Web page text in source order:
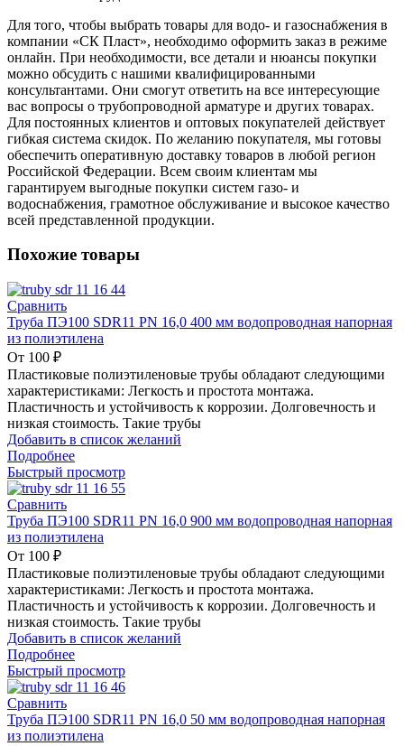
Для того, чтобы выбрать товары для водо- и газоснабжения в
компании «СК Пласт», необходимо оформить заказ в режиме
онлайн. При необходимости, все детали и нюансы покупки
можно обсудить с нашими квалифицированными
консультантами. Они смогут ответить на все интересующие
вас вопросы о трубопроводной арматуре и других товарах.
Для постоянных клиентов и оптовых покупателей действует
гибкая система скидок. По желанию покупателя, мы готовы
обеспечить оперативную доставку товаров в любой регион
Российской Федерации. Всем своим клиентам мы
гарантируем выгодные покупки систем газо- и
водоснабжения, грамотное обслуживание и высокое качество
всей представленной продукции.
Похожие товары
Сравнить
Труба ПЭ100 SDR11 PN 16,0 400 мм водопроводная напорная
из полиэтилена
От 100 ₽
Пластиковые полиэтиленовые трубы обладают следующими
характеристиками: Легкость и простота монтажа.
Пластичность и устойчивость к коррозии. Долговечность и
низкая стоимость. Такие трубы
Добавить в список желаний
Подробнее
Быстрый просмотр
Сравнить
Труба ПЭ100 SDR11 PN 16,0 900 мм водопроводная напорная
из полиэтилена
От 100 ₽
Пластиковые полиэтиленовые трубы обладают следующими
характеристиками: Легкость и простота монтажа.
Пластичность и устойчивость к коррозии. Долговечность и
низкая стоимость. Такие трубы
Добавить в список желаний
Подробнее
Быстрый просмотр
Сравнить
Труба ПЭ100 SDR11 PN 16,0 50 мм водопроводная напорная
из полиэтилена